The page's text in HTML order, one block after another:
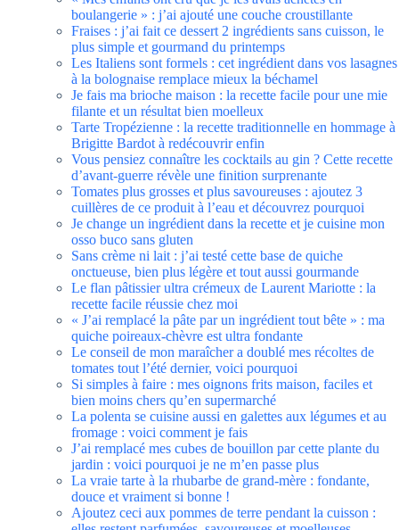
boulangerie » : j’ai ajouté une couche croustillante
Fraises : j’ai fait ce dessert 2 ingrédients sans cuisson, le
plus simple et gourmand du printemps
Les Italiens sont formels : cet ingrédient dans vos lasagnes
à la bolognaise remplace mieux la béchamel
Je fais ma brioche maison : la recette facile pour une mie
filante et un résultat bien moelleux
Tarte Tropézienne : la recette traditionnelle en hommage à
Brigitte Bardot à redécouvrir enfin
Vous pensiez connaître les cocktails au gin ? Cette recette
d’avant-guerre révèle une finition surprenante
Tomates plus grosses et plus savoureuses : ajoutez 3
cuillères de ce produit à l’eau et découvrez pourquoi
Je change un ingrédient dans la recette et je cuisine mon
osso buco sans gluten
Sans crème ni lait : j’ai testé cette base de quiche
onctueuse, bien plus légère et tout aussi gourmande
Le flan pâtissier ultra crémeux de Laurent Mariotte : la
recette facile réussie chez moi
« J’ai remplacé la pâte par un ingrédient tout bête » : ma
quiche poireaux-chèvre est ultra fondante
Le conseil de mon maraîcher a doublé mes récoltes de
tomates tout l’été dernier, voici pourquoi
Si simples à faire : mes oignons frits maison, faciles et
bien moins chers qu’en supermarché
La polenta se cuisine aussi en galettes aux légumes et au
fromage : voici comment je fais
J’ai remplacé mes cubes de bouillon par cette plante du
jardin : voici pourquoi je ne m’en passe plus
La vraie tarte à la rhubarbe de grand-mère : fondante,
douce et vraiment si bonne !
Ajoutez ceci aux pommes de terre pendant la cuisson :